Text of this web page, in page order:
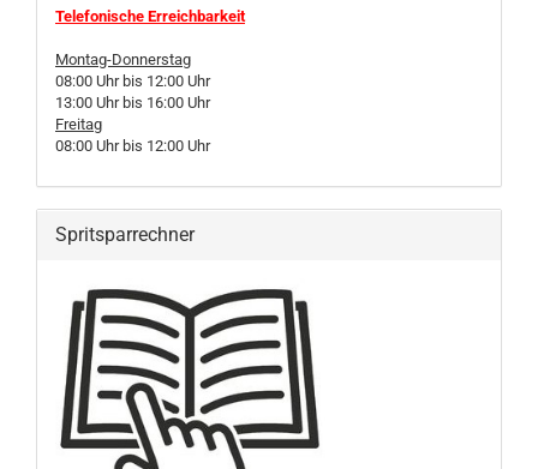
Telefonische Erreichbarkeit
Montag-Donnerstag
08:00 Uhr bis 12:00 Uhr
13:00 Uhr bis 16:00 Uhr
Freitag
08:00 Uhr bis 12:00 Uhr
Spritsparrechner